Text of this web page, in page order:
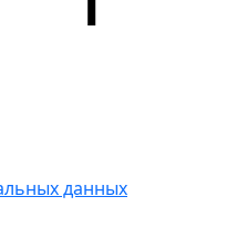
данных